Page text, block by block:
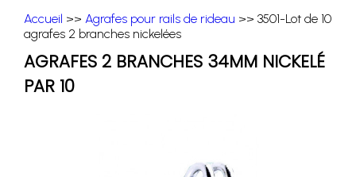
Accueil >> Agrafes pour rails de rideau >> 3501-Lot de 10
agrafes 2 branches nickelées
AGRAFES 2 BRANCHES 34MM NICKELÉ
PAR 10